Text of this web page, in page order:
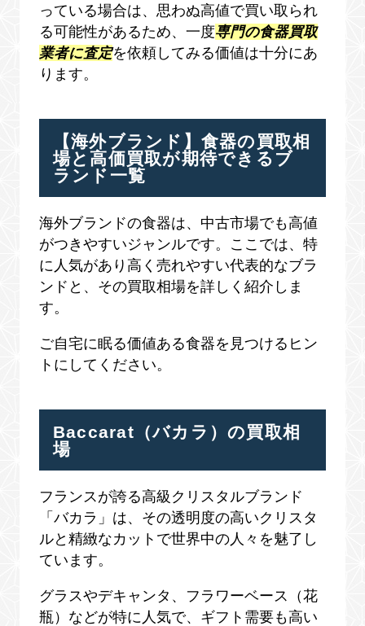
っている場合は、思わぬ高値で買い取られ
る可能性があるため、一度専門の食器買取
業者に査定を依頼してみる価値は十分にあ
ります。
【海外ブランド】食器の買取相
場と高価買取が期待できるブ
ランド一覧
海外ブランドの食器は、中古市場でも高値
がつきやすいジャンルです。ここでは、特
に人気があり高く売れやすい代表的なブラ
ンドと、その買取相場を詳しく紹介しま
す。
ご自宅に眠る価値ある食器を見つけるヒン
トにしてください。
Baccarat（バカラ）の買取相
場
フランスが誇る高級クリスタルブランド
「バカラ」は、その透明度の高いクリスタ
ルと精緻なカットで世界中の人々を魅了し
ています。
グラスやデキャンタ、フラワーベース（花
瓶）などが特に人気で、ギフト需要も高い